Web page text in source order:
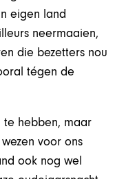
eigen land
neermaaien,
die bezetters nou
tégen de
te hebben, maar
voor ons
ook nog wel